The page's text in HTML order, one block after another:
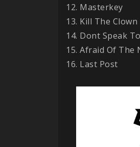
12. Masterkey
13. Kill The Clown
14. Dont Speak
15. Afraid Of The
16. Last Post